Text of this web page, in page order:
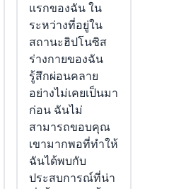
แรกของฉัน ใน
ระหว่างที่อยู่ใน
สถานะฮิปโนซิส
ร่างกายของฉัน
รู้สึกผ่อนคลาย
อย่างไม่เคยเป็นมา
ก่อน ฉันไม่
สามารถขอบคุณ
เขามากพอที่ทำให้
ฉันได้พบกับ
ประสบการณ์ที่น่า